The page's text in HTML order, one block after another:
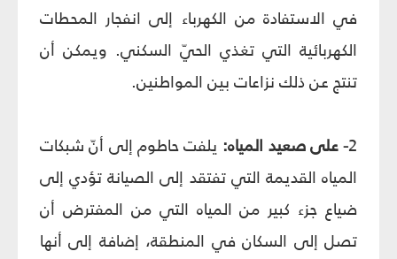
في الاستفادة من الكهرباء إلى انفجار المحطات
الكهربائية التي تغذي الحيّ السكني. ويمكن أن
تنتج عن ذلك نزاعات بين المواطنين.
2- على صعيد المياه: يلفت حاطوم إلى أنّ شبكات
المياه القديمة التي تفتقد إلى الصيانة تؤدي إلى
ضياع جزء كبير من المياه التي من المفترض أن
تصل إلى السكان في المنطقة، إضافة إلى أنها